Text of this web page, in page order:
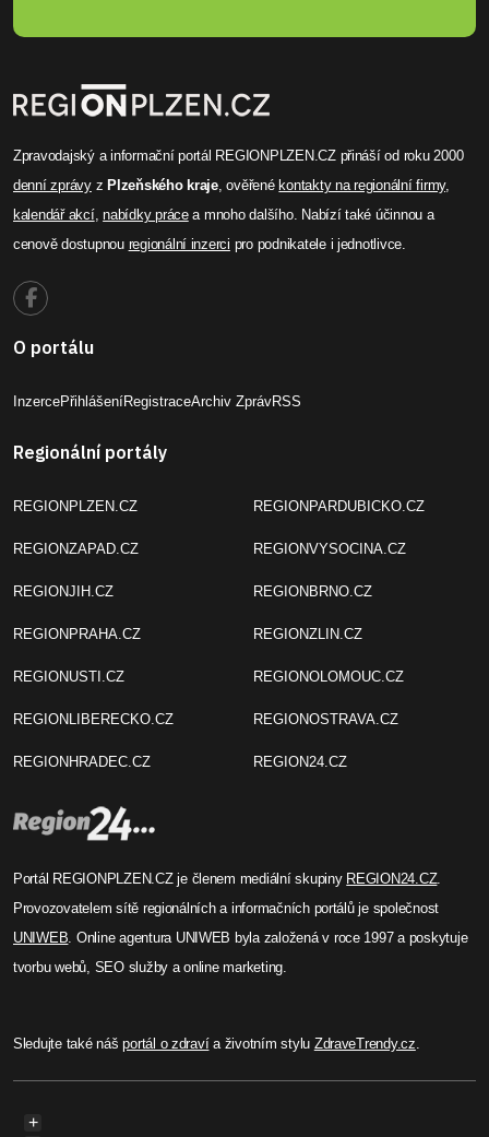
Zpravodajský a informační portál REGIONPLZEN.CZ přináší od roku 2000
denní zprávyz Plzeňského kraje, ověřené kontakty na regionální firmy,
kalendář akcí,nabídky prácea mnoho dalšího. Nabízí také účinnou a
cenově dostupnou regionální inzerci pro podnikatele i jednotlivce.
O portálu
InzercePřihlášeníRegistraceArchiv ZprávRSS
Regionální portály
REGIONPLZEN.CZ
REGIONZAPAD.CZ
REGIONJIH.CZ
REGIONPRAHA.CZ
REGIONUSTI.CZ
REGIONLIBERECKO.CZ
REGIONHRADEC.CZ
REGIONPARDUBICKO.CZ
REGIONVYSOCINA.CZ
REGIONBRNO.CZ
REGIONZLIN.CZ
REGIONOLOMOUC.CZ
REGIONOSTRAVA.CZ
REGION24.CZ
Portál REGIONPLZEN.CZ je členem mediální skupiny REGION24.CZ.
Provozovatelem sítě regionálních a informačních portálů je společnost
UNIWEB. Online agentura UNIWEB byla založená v roce 1997 a poskytuje
tvorbu webů, SEO služby a online marketing.
Sledujte také nášportál o zdravía životním stylu ZdraveTrendy.cz.
+